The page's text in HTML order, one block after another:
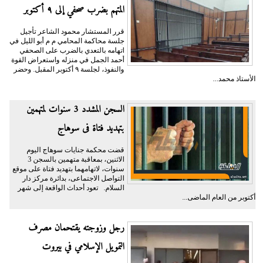
المتهم بضرب صحفي إلى ٩ أكتوبر
قرر المستشار محمود الشاعر تأجيل
جلسة محاكمة المحامي م م أبو الليل في
اتهامه بالتعدي بالضرب على الصحفي
أحمد الجمل في منزله واستعراض القوة
والنفوذ، لجلسة ٩ أكتوبر المقبل. وحضر
الأستاذ محمد...
السجن المشدد 3 سنوات لمتهمين
بتهديد فتاة فى سوهاج
قضت محكمة جنايات سوهاج اليوم
الاثنين، بمعاقبة متهمين بالسجن 3
سنوات، لاتهامهما بتهديد فتاة على موقع
التواصل الاجتماعى، بدائرة مركز دار
السلام. تعود أحداث الواقعة إلى شهر
أكتوبر من العام الماضى...
رجل وزوجته يقتحمان مصرف
التمويل الإسلامي في بيروت